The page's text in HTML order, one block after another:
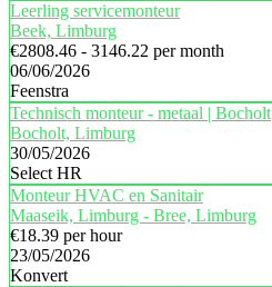
Leerling servicemonteur
Beek, Limburg
€2808.46 - 3146.22 per month
06/06/2026
Feenstra
Technisch monteur - metaal | Bocholt
Bocholt, Limburg
30/05/2026
Select HR
Monteur HVAC en Sanitair
Maaseik, Limburg - Bree, Limburg
€18.39 per hour
23/05/2026
Konvert